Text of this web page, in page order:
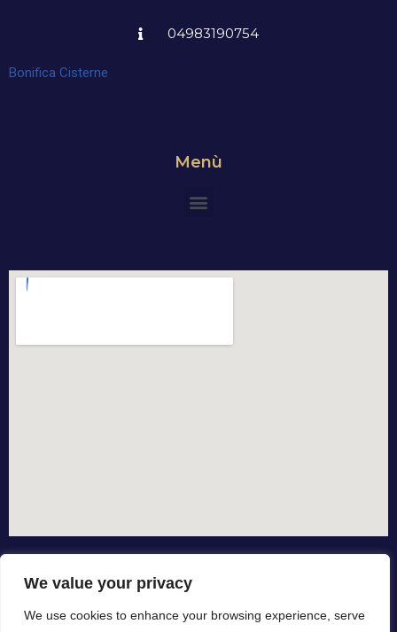
We value your privacy
We use cookies to enhance your browsing experience, serve
04983190754
Bonifica Cisterne
Menù